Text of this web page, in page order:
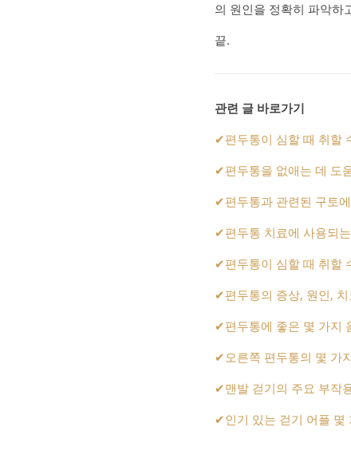
의 원인을 정확히 파악하
끝.
관련 글 바로가기
✔편두통이 심할 때 취할
✔편두통을 없애는 데 도
✔편두통과 관련된 구토
✔편두통 치료에 사용되
✔편두통이 심할 때 취할
✔편두통의 증상, 원인,
✔편두통에 좋은 몇 가지
✔오른쪽 편두통의 몇 가
✔맨발 걷기의 주요 부작
✔인기 있는 걷기 어플 몇